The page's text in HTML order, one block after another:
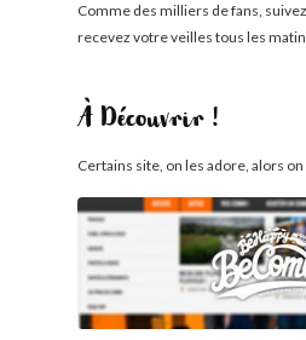
Comme des milliers de fans,
recevez votre veilles tous les
À Découvrir !
Certains site, on les adore, alors on